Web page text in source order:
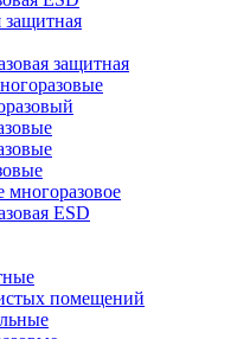
защитная
защитная
многоразовое
ESD
помещений